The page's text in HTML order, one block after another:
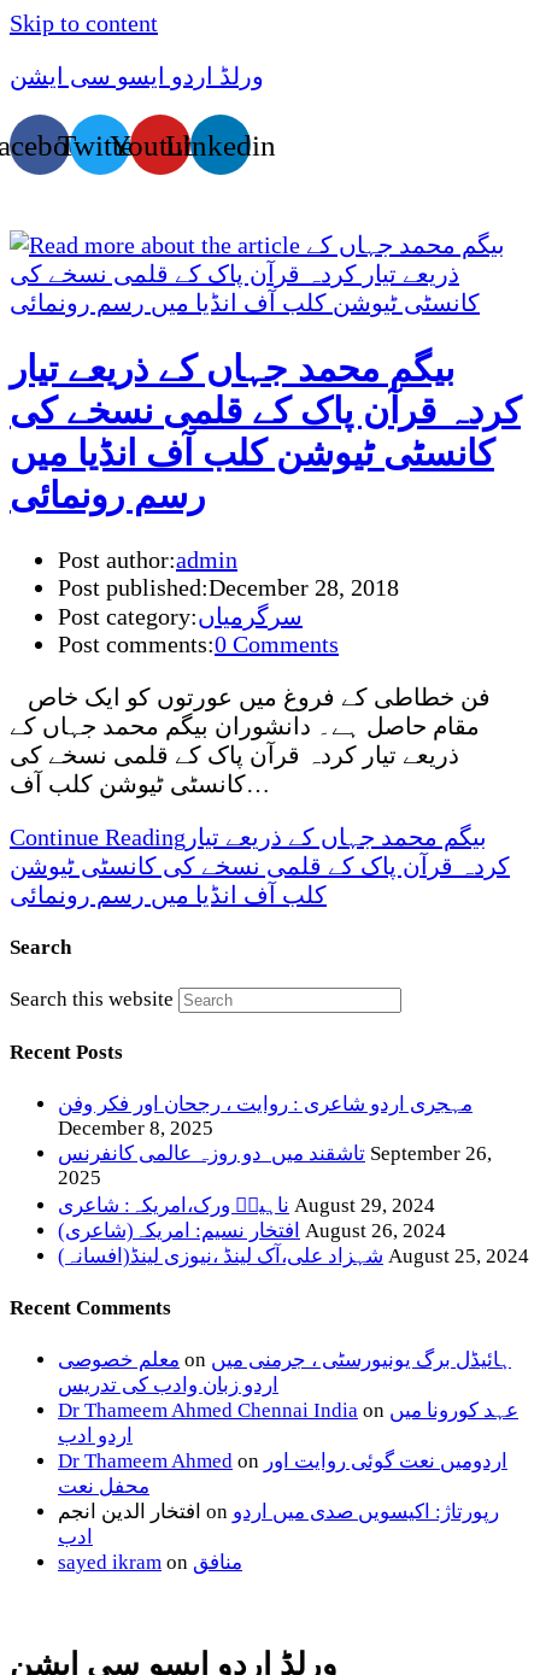
Skip to content
ورلڈ اردو ایسو سی ایشن
TwitterYoutubeLinkedin
بیگم محمد جہاں کے ذریعے تیار
کردہ قرآن پاک کے قلمی نسخے کی
کانسٹی ٹیوشن کلب آف انڈیا میں
رسم رونمائی
Post author:admin
Post published:December 28, 2018
Post category:سرگرمیاں
Post comments:0 Comments
مقام حاصل ہے۔ دانشوران بیگم محمد جہاں کے
ذریعے تیار کردہ قرآن پاک کے قلمی نسخے کی
کانسٹی ٹیوشن کلب آف…
Continue Reading بیگم محمد جہاں کے ذریعے تیار
کردہ قرآن پاک کے قلمی نسخے کی کانسٹی ٹیوشن
کلب آف انڈیا میں رسم رونمائی
Search
Search this website
Recent Posts
مہجری اردو شاعری : روایت ، رجحان اور فکر وفن
December 8, 2025
تاشقند میں دو روزہ عالمی کانفرنس September 26,
2025
ناہیدؔ ورک،امریکہ: شاعری August 29, 2024
افتخار نسیم: امریکہ(شاعری) August 26, 2024
شہزاد علی،آک لینڈ ،نیوزی لینڈ(افسانہ) August 25, 2024
Recent Comments
معلم خصوصی on ہائیڈل برگ یونیورسٹی ، جرمنی میں
اردو زبان وادب کی تدریس
Dr Thameem Ahmed Chennai India on عہد کورونا میں
اردو ادب
Dr Thameem Ahmed on اردومیں نعت گوئی روایت اور
محفل نعت
افتخار الدین انجم on رپورتاژ: اکیسویں صدی میں اردو
ادب
sayed ikram on منافق
ورلڈ اردو ایسو سی ایشن